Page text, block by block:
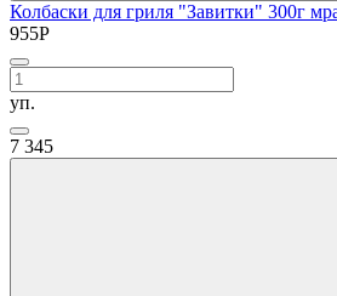
Колбаски для гриля "Завитки" 300г
955Р
уп.
7 345